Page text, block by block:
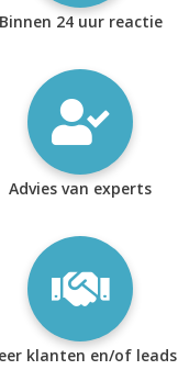
Binnen 24 uur reactie
Advies van experts
klanten en/of leads